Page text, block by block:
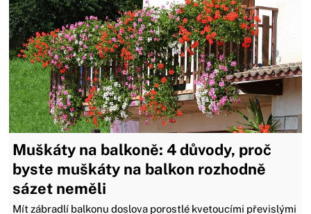
Muškáty na balkoně: 4 důvody, proč
byste muškáty na balkon rozhodně
sázet neměli
Mít zábradlí balkonu doslova porostlé kvetoucími převislými